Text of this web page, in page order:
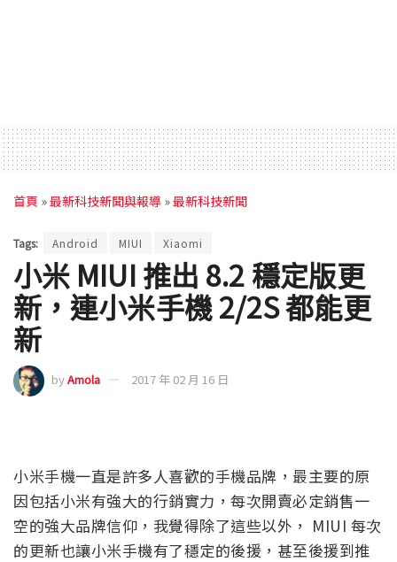
首頁 »最新科技新聞與報導 »最新科技新聞
Tags: Android MIUI Xiaomi
小米 MIUI 推出 8.2 穩定版更
新，連小米手機 2/2S 都能更
新
byAmola 2017 年 02 月 16 日
小米手機一直是許多人喜歡的手機品牌，最主要的原
因包括小米有強大的行銷實力，每次開賣必定銷售一
空的強大品牌信仰，我覺得除了這些以外， MIUI 每次
的更新也讓小米手機有了穩定的後援，甚至後援到推